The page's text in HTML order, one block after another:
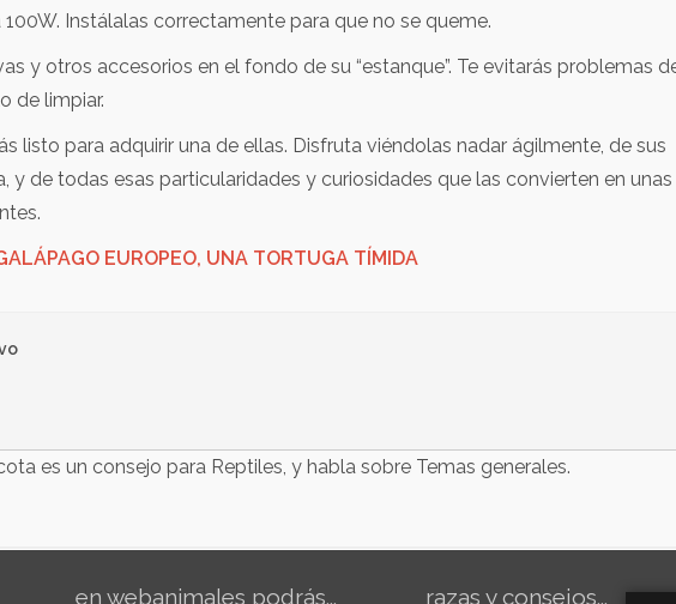
Instálalas correctamente para que no se queme.
y otros accesorios en el fondo de su “estanque”. Te evitarás problemas
de limpiar.
listo para adquirir una de ellas. Disfruta viéndolas nadar ágilmente, de sus
y de todas esas particularidades y curiosidades que las convierten en unas
EUROPEO, UNA TORTUGA TÍMIDA
es un consejo para Reptiles, y habla sobre Temas generales.
en webanimales podrás... razas y consejos...